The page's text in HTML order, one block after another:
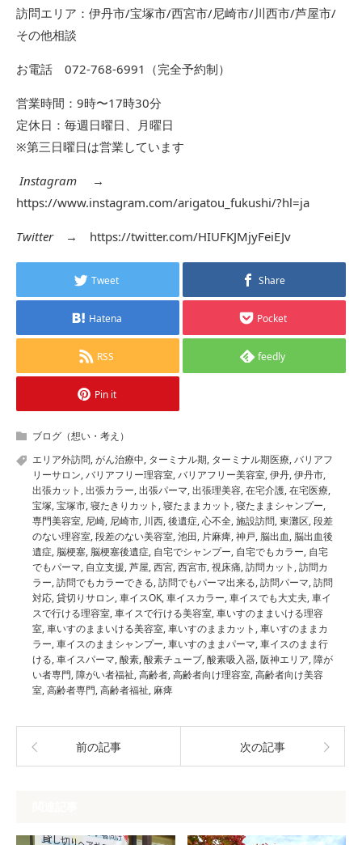
訪問エリア：伊丹市/宝塚市/西宮市/尼崎市/川西市/芦屋市/
その他相談
お電話 072-768-6991（完全予約制）
営業時間：9時〜17時30分
定休日：毎週日曜日、月曜日
※第三日曜日は営業しています
Instagram →
https://www.instagram.com/arigatou_fukushi/?hl=ja
Twitter→ https://twitter.com/HIUFKJMjyFeiEJv
Tweet Share
Hatena Pocket
RSS feedly
Pin it
ブログ（想い・考え）
エリア外訪問,がん治療中, ターミナル期, ターミナル期医療,バリアフ
リーサロン,バリアフリー理容室,バリアフリー美容室,伊丹,伊丹市,
出張カット ,出張カラー,出張パーマ,出張理美容,在宅介護,在宅医療,
宝塚,宝塚市,寝たきりカット ,寝たままカット ,寝たままシャンプー,
専門美容室, 尼崎, 尼崎市, 川西,後遺症,心不全,施設訪問,東灘区,段差
のない理容室,段差のない美容室,池田, 片麻痺,神戸, 脳出血, 脳出血後
遺症, 脳梗塞, 脳梗塞後遺症, 自宅でシャンプー, 自宅でもカラー, 自宅
でもパーマ, 自立支援,芦屋,西宮,西宮市,視床痛,訪問カット ,訪問カ
ラー,訪問でもカラーできる,訪問でもパーマ出来る,訪問パーマ,訪問
対応,貸切りサロン,車イスOK,車イスカラー,車イスでも大丈夫,車イ
スで行ける理容室,車イスで行ける美容室,車いすのままいける理容
室,車いすのままいける美容室,車いすのままカット ,車いすのままカ
ラー,車イスのままシャンプー,車いすのままパーマ,車イスのまま行
ける,車イスパーマ,酸素,酸素チューブ,酸素吸入器,阪神エリア,障が
い者専門,障がい者福祉,高齢者,高齢者向け理容室,高齢者向け美容
室,高齢者専門,高齢者福祉, 麻痺
前の記事 次の記事